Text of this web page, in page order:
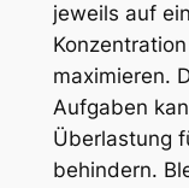
jeweils auf
maximieren.
Aufgaben
Überlastung
behindern.